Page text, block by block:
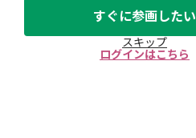
すぐに参画したい
スキップ
ログインはこちら